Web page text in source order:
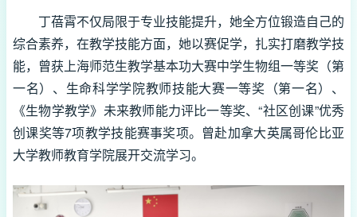
丁蓓霄不仅局限于专业技能提升，她全方位锻造自己的
综合素养，在教学技能方面，她以赛促学，扎实打磨教学技
能，曾获上海师范生教学基本功大赛中学生物组一等奖（第
一名）、生命科学学院教师技能大赛一等奖（第一名）、
《生物学教学》未来教师能力评比一等奖、“社区创课”优秀
创课奖等7项教学技能赛事奖项。曾赴加拿大英属哥伦比亚
大学教师教育学院展开交流学习。